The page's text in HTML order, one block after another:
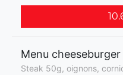
Menu cheeseburger
Steak 50g, oignons,